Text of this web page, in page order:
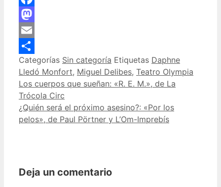
Facebook
Mastodon
Email
Compartir
Categorías Sin categoría Etiquetas Daphne
Lledó Monfort, Miguel Delibes, Teatro Olympia
Los cuerpos que sueñan: «R. E. M.», de La
Trócola Circ
¿Quién será el próximo asesino?: «Por los
pelos», de Paul Pörtner y L’Om-Imprebís
Deja un comentario